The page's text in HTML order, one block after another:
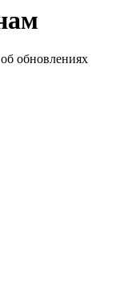
обновлениях